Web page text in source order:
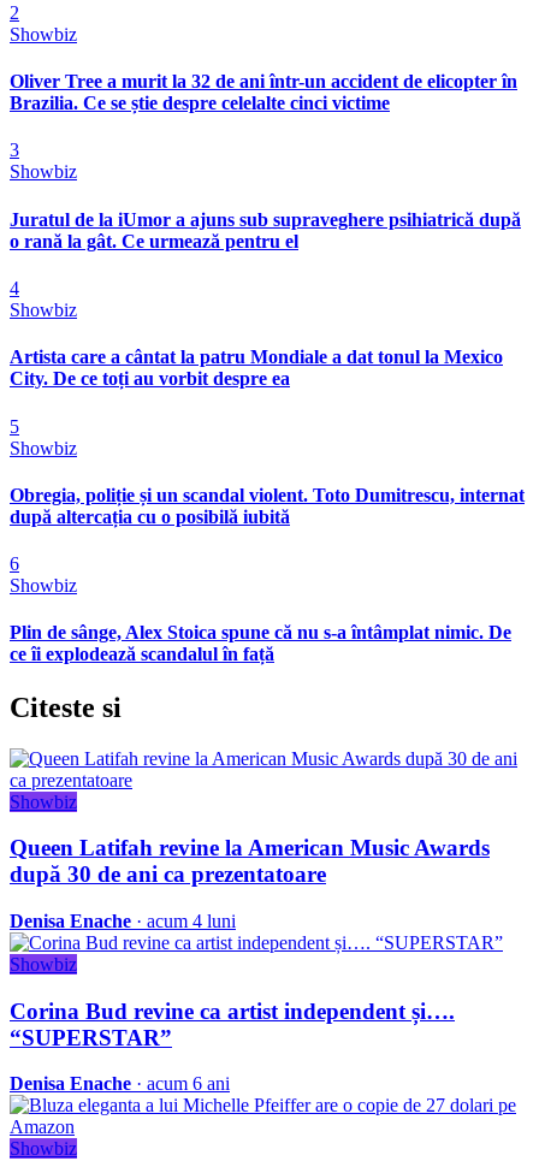
2
Showbiz
Oliver Tree a murit la 32 de ani într-un accident de elicopter în
Brazilia. Ce se știe despre celelalte cinci victime
3
Showbiz
Juratul de la iUmor a ajuns sub supraveghere psihiatrică după
o rană la gât. Ce urmează pentru el
4
Showbiz
Artista care a cântat la patru Mondiale a dat tonul la Mexico
City. De ce toți au vorbit despre ea
5
Showbiz
Obregia, poliție și un scandal violent. Toto Dumitrescu, internat
după altercația cu o posibilă iubită
6
Showbiz
Plin de sânge, Alex Stoica spune că nu s-a întâmplat nimic. De
ce îi explodează scandalul în față
Citeste si
Showbiz
Queen Latifah revine la American Music Awards
după 30 de ani ca prezentatoare
Denisa Enache · acum 4 luni
Showbiz
Corina Bud revine ca artist independent și….
“SUPERSTAR”
Denisa Enache · acum 6 ani
Showbiz